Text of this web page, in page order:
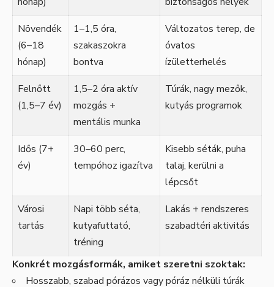
Növendék
(6–18
hónap)
1–1,5 óra,
szakaszokra
bontva
Változatos terep, de
óvatos
ízületterhelés
Felnőtt
(1,5–7 év)
1,5–2 óra aktív
mozgás +
mentális munka
Túrák, nagy mezők,
kutyás programok
Idős (7+
év)
30–60 perc,
tempóhoz igazítva
Kisebb séták, puha
talaj, kerülni a
lépcsőt
Városi
tartás
Napi több séta,
kutyafuttató,
tréning
Lakás + rendszeres
szabadtéri aktivitás
Konkrét mozgásformák, amiket szeretni szoktak:
Hosszabb, szabad pórázos vagy póráz nélküli túrák